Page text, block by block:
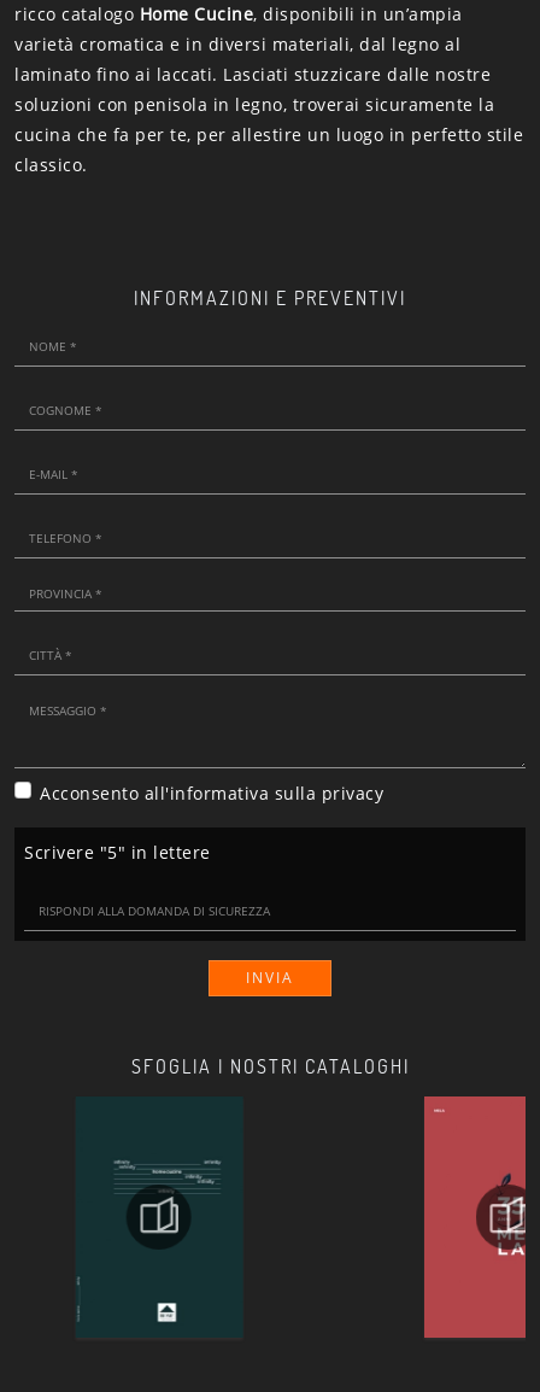
ricco catalogo Home Cucine, disponibili in un’ampia
varietà cromatica e in diversi materiali, dal legno al
laminato fino ai laccati. Lasciati stuzzicare dalle nostre
soluzioni con penisola in legno, troverai sicuramente la
cucina che fa per te, per allestire un luogo in perfetto stile
classico.
SFOGLIA I NOSTRI CATALOGHI
INFORMAZIONI E PREVENTIVI
Acconsento all'informativa sulla privacy
Scrivere "5" in lettere
INVIA